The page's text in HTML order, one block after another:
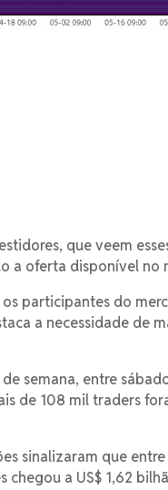
que veem
a oferta disponível no
participantes do
a necessidade de
semana, entre
de 108 mil traders
sinalizaram que
a US$ 1,62